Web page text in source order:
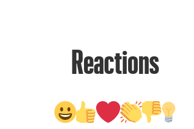
Reactions